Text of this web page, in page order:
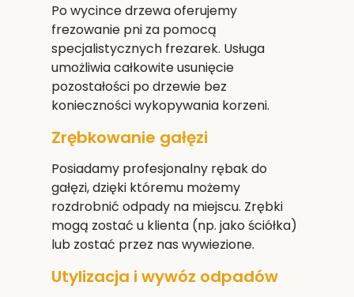
Po wycince drzewa oferujemy
frezowanie pni za pomocą
specjalistycznych frezarek. Usługa
umożliwia całkowite usunięcie
pozostałości po drzewie bez
konieczności wykopywania korzeni.
Zrębkowanie gałęzi
Posiadamy profesjonalny rębak do
gałęzi, dzięki któremu możemy
rozdrobnić odpady na miejscu. Zrębki
mogą zostać u klienta (np. jako ściółka)
lub zostać przez nas wywiezione.
Utylizacja i wywóz odpadów